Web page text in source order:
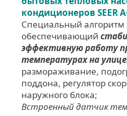
кондиционеров SEER
Специальный алгоритм
обеспечивающий
эффективную работу
температурах на
размораживание,
поддона, регулятор
наружного блока;
Встроенный датчик